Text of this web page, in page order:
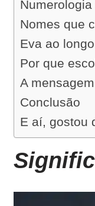
Nomes que
Eva ao
Por que
A
Conclusão
E aí, gostou